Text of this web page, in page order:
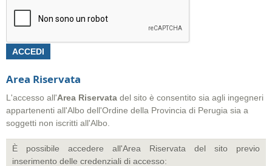
Area Riservata
L'accesso all'Area Riservata del sito è consentito sia agli ingegneri
appartenenti all'Albo dell'Ordine della Provincia di Perugia sia a
soggetti non iscritti all'Albo.
È possibile accedere all'Area Riservata del sito previo
inserimento delle credenziali di accesso: